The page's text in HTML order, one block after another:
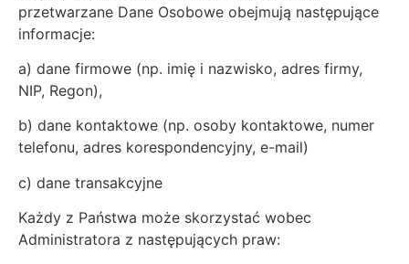
przetwarzane Dane Osobowe obejmują następujące
informacje:
a) dane firmowe (np. imię i nazwisko, adres firmy,
NIP, Regon),
b) dane kontaktowe (np. osoby kontaktowe, numer
telefonu, adres korespondencyjny, e-mail)
c) dane transakcyjne
Każdy z Państwa może skorzystać wobec
Administratora z następujących praw: